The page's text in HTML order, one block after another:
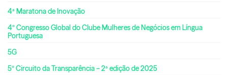
4ª Maratona de Inovação
4º Congresso Global do Clube Mulheres de Negócios em Língua
Portuguesa
5G
5º Circuito da Transparência – 2ª edição de 2025